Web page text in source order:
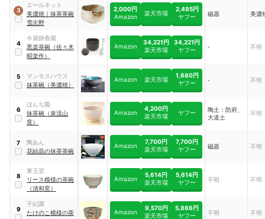
3
エールネット
美濃焼 ｜ 抹茶茶碗
雪志野
2,000円
Amazon
楽天市場
2,495円
ヤフー
磁器 美濃
4
今屋静香園
黒楽茶碗（佐々木
昭楽作）
Amazon
34,221円
楽天市場
34,221円
ヤフー
‐ 不明
5
マンモスハウス
抹茶碗（美濃焼）
Amazon 楽天市場
1,680円
ヤフー
‐ 不明
6
ほんぢ園
抹茶碗（泉流山
窯）
Amazon
4,200円
楽天市場
ヤフー
陶土：防府、
大道土
不明
7
陶あん
花結晶の抹茶茶碗
Amazon
7,700円
楽天市場
7,700円
ヤフー
磁器 不明
8
東玉堂
リース模様の茶碗
（清和窯）
Amazon
5,614円
楽天市場
5,614円
ヤフー
不明 不明
9
千紀園
たけのこ模様の茶
Amazon
9,570円
楽天市場
5,866円
ヤフー
不明 不明